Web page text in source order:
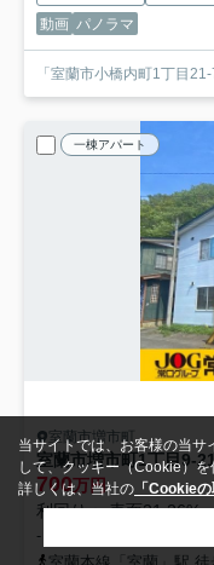
動画 パノラマ
「室蘭市小橋内町1丁目
一棟アパート
室蘭市増市町
室蘭市増市町1丁目9-
700万円
利回り： 表面21.26%
- / 174.96㎡ / 2DK /築51年
当サイトでは、お客様の当サ
して、クッキー（Cookie）
詳しくは、当社の 「Cookie